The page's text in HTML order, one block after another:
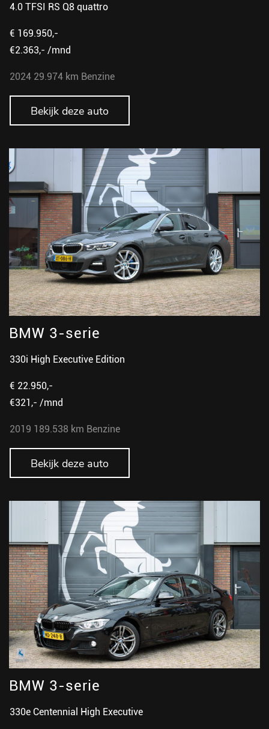
4.0 TFSI RS Q8 quattro
€ 169.950,-
€2.363,- /mnd
2024 29.974 km Benzine
Bekijk deze auto
BMW 3-serie
330i High Executive Edition
€ 22.950,-
€321,- /mnd
2019 189.538 km Benzine
Bekijk deze auto
BMW 3-serie
330e Centennial High Executive